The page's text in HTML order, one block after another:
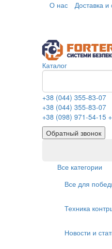
О нас Доставка и
Каталог
+38 (044) 355-83-07
+38 (044) 355-83-07
+38 (098) 971-54-15
Обратный звонок
Все категории
Все для
Техника
Новости и